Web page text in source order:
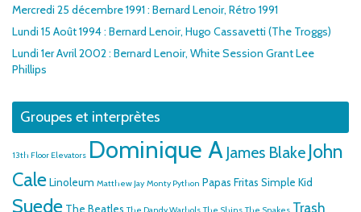
Mercredi 25 décembre 1991 : Bernard Lenoir, Rétro 1991
Lundi 15 Août 1994 : Bernard Lenoir, Hugo Cassavetti (The Troggs)
Lundi 1er Avril 2002 : Bernard Lenoir, White Session Grant Lee
Phillips
Groupes et interprètes
13th Floor Elevators Dominique A James Blake John
CaleLinoleum Matthew Jay Monty Python Papas Fritas Simple Kid
Suede The Beatles Trash